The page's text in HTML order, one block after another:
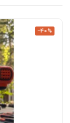
‎−40%